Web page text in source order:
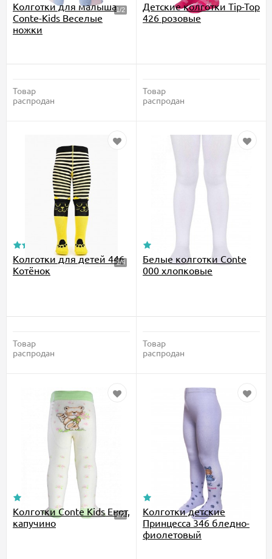
Колготки для малыша
Conte-Kids Веселые
ножки
Товар
распродан
Детские колготки Tip-Top
426 розовые
Товар
распродан
Колготки для детей 446
Котёнок
Товар
распродан
Белые колготки Conte
000 хлопковые
Товар
распродан
Колготки Conte Kids Енот,
капучино
Колготки детские
Принцесса 346 бледно-
фиолетовый